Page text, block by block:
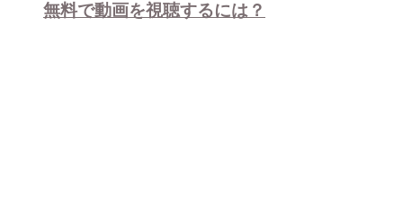
無料で動画を視聴するには？